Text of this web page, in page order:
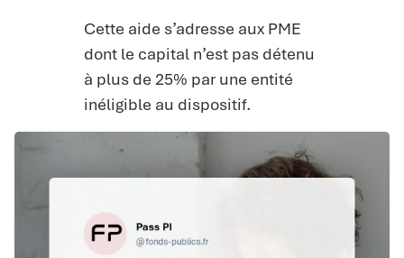
Cette aide s’adresse aux PME
dont le capital n’est pas détenu
à plus de 25% par une entité
inéligible au dispositif.